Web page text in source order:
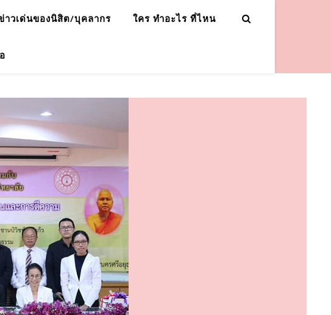
าวเด่นของนิสิต/บุคลากร ใคร ทำอะไร ที่ไหน